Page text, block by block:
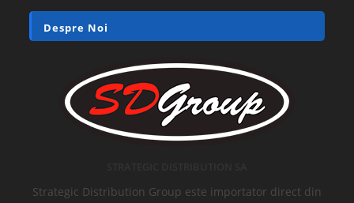
Despre Noi
Strategic Distribution Group este importator direct din